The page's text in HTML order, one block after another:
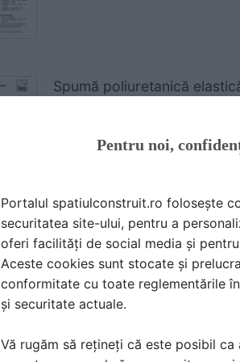
Spumă poliuretanică
TEMAD Co
Spumă poliuretanică
| FISA TEHNICA | 2 P | LIMBA:
TEMAD Co
Pentru noi,
Portalul spatiulconstruit.ro folosește
securitatea site-ului, pentru a
oferi facilități de social media și
Aceste cookies sunt stocate și
conformitate cu toate reglementările
și securitate actuale.
Vă rugăm să rețineți că este posibil